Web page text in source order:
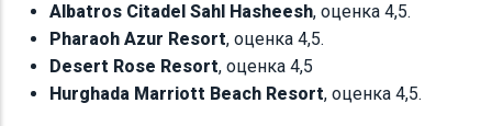
Albatros Citadel Sahl Hasheesh, оценка 4,5.
Pharaoh Azur Resort, оценка 4,5.
Desert Rose Resort, оценка 4,5
Hurghada Marriott Beach Resort, оценка 4,5.